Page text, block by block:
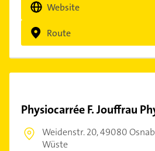
Website
Route
Physiocarrée F. Jouffrau
Weidenstr. 20,49080
Wüste